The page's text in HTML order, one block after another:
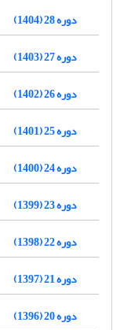
دوره 28 (1404)
دوره 27 (1403)
دوره 26 (1402)
دوره 25 (1401)
دوره 24 (1400)
دوره 23 (1399)
دوره 22 (1398)
دوره 21 (1397)
دوره 20 (1396)